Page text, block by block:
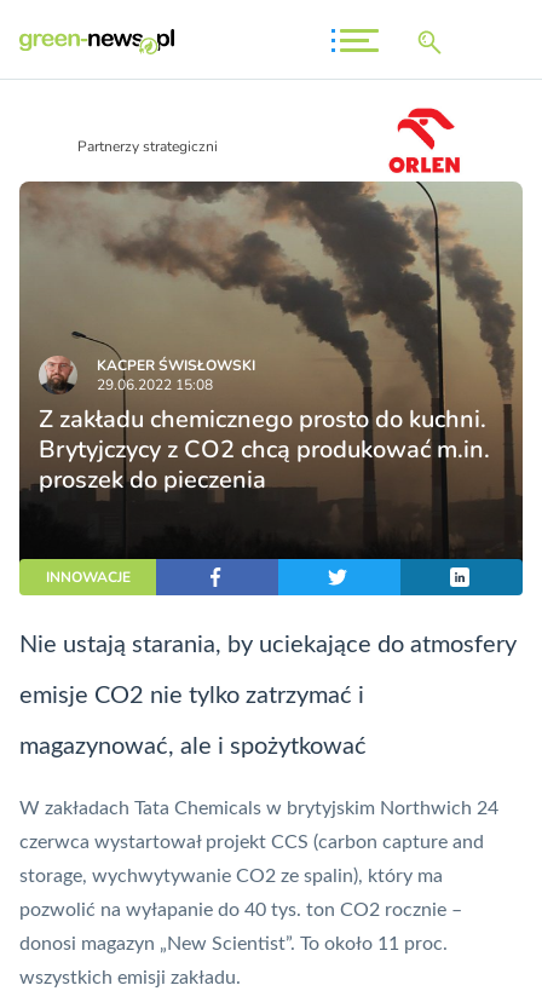
Partnerzy strategiczni
KACPER ŚWISŁO­WSKI
29.06.2022 15:08
Z zakładu chemicznego prosto do kuchni.
Brytyjczycy z CO2 chcą produkować m.in.
proszek do pieczenia
INNOWACJE
Nie ustają starania, by uciekające do atmosfery
emisje CO2 nie tylko zatrzymać i
magazynować, ale i spożytkować
W zakładach Tata Chemicals w brytyjskim Northwich 24
czerwca wystartował projekt CCS (carbon capture and
storage, wychwytywanie CO2 ze spalin), który ma
pozwolić na wyłapanie do 40 tys. ton CO2 rocznie –
donosi magazyn „New Scientist”. To około 11 proc.
wszystkich emisji zakładu.